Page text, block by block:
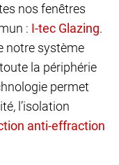
nos fenêtres
:
.
notre système
la périphérie
permet
l’isolation